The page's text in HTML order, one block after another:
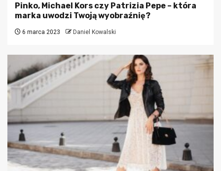
Pinko, Michael Kors czy Patrizia Pepe – która
marka uwodzi Twoją wyobraźnię?
6 marca 2023 Daniel Kowalski